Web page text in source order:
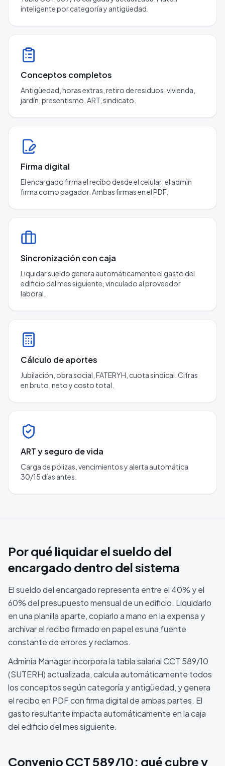
inteligente por categoría y antigüedad.
Conceptos completos
Antigüedad, horas extras, retiro de residuos, vivienda,
jardín, presentismo, ART, sindicato.
Firma digital
El encargado firma el recibo desde el celular; el admin
firma como pagador. Ambas firmas en el PDF.
Sincronización con caja
Liquidar sueldo genera automáticamente el gasto del
edificio del mes siguiente, vinculado al proveedor
laboral.
Cálculo de aportes
Jubilación, obra social, FATERYH, cuota sindical. Cifras
en bruto, neto y costo total.
ART y seguro de vida
Carga de pólizas, vencimientos y alerta automática
30/15 días antes.
Por qué liquidar el sueldo del
encargado dentro del sistema
El sueldo del encargado representa entre el 40% y el
60% del presupuesto mensual de un edificio. Liquidarlo
en una planilla aparte, copiarlo a mano en la expensa y
archivar el recibo firmado en papel es una fuente
constante de errores y reclamos.
Adminia Manager incorpora la tabla salarial CCT 589/10
(SUTERH) actualizada, calcula automáticamente todos
los conceptos según categoría y antigüedad, y genera
el recibo en PDF con firma digital de ambas partes. El
gasto resultante impacta automáticamente en la caja
del edificio del mes siguiente.
Convenio CCT 589/10: qué cubre y